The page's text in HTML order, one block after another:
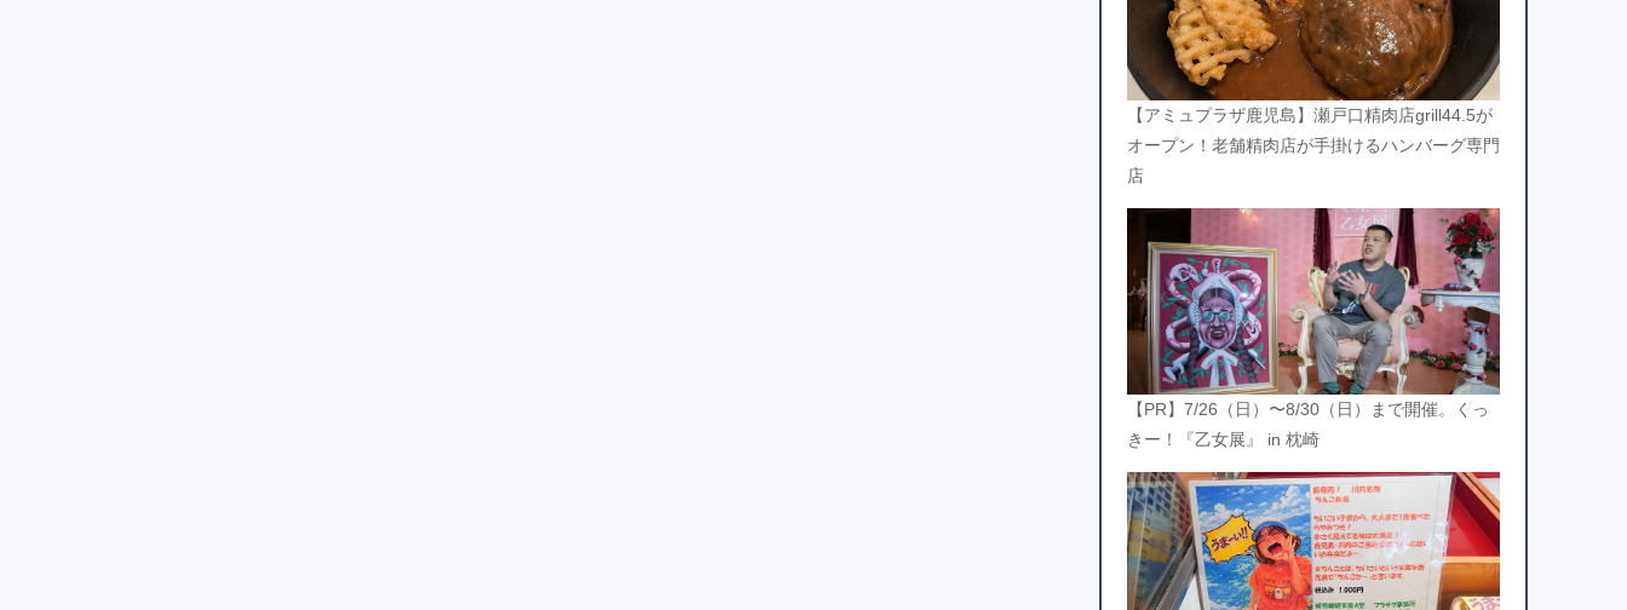
【アミュプラザ鹿児島】瀬戸口精肉店grill44.5が
オープン！老舗精肉店が手掛けるハンバーグ専門
店
【PR】7/26（日）〜8/30（日）まで開催。くっ
きー！『乙女展』 in 枕崎